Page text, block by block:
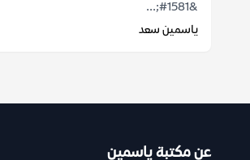
&#1581;...
ياسمين سعد
عن مكتبة ياسمين